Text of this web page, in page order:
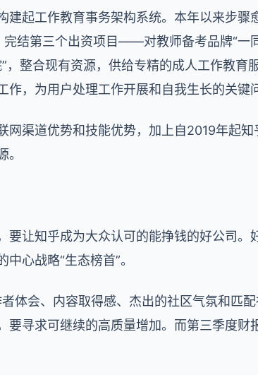
起工作教育事务架构系统。本年以来步骤
完结第三个出资项目——对教师备考品牌“一
，整合现有资源，供给专精的成人工作教育
，为用户处理工作开展和自我生长的关键
渠道优势和技能优势，加上自2019年起知
让知乎成为大众认可的能挣钱的好公司。
心战略“生态榜首”。
体会、内容取得感、杰出的社区气氛和匹
寻求可继续的高质量增加。而第三季度财